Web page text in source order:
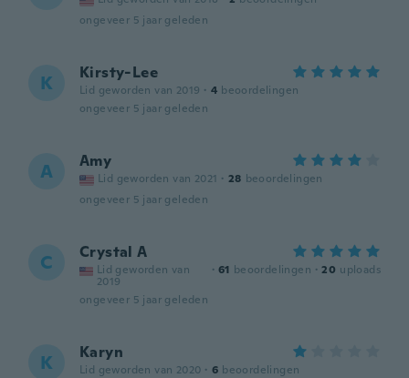
ongeveer 5 jaar geleden
K Kirsty-Lee
Lid geworden van 2019 · 4 beoordelingen
ongeveer 5 jaar geleden
A Amy
Lid geworden van 2021 · 28 beoordelingen
ongeveer 5 jaar geleden
C Crystal A
Lid geworden van
2019
· 61 beoordelingen · 20 uploads
ongeveer 5 jaar geleden
K Karyn
Lid geworden van 2020 · 6 beoordelingen